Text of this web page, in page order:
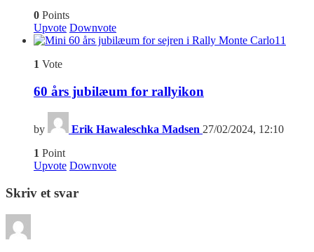
0 Points
Upvote Downvote
11
1 Vote
60 års jubilæum for rallyikon
by Erik Hawaleschka Madsen 27/02/2024, 12:10
1 Point
Upvote Downvote
Skriv et svar